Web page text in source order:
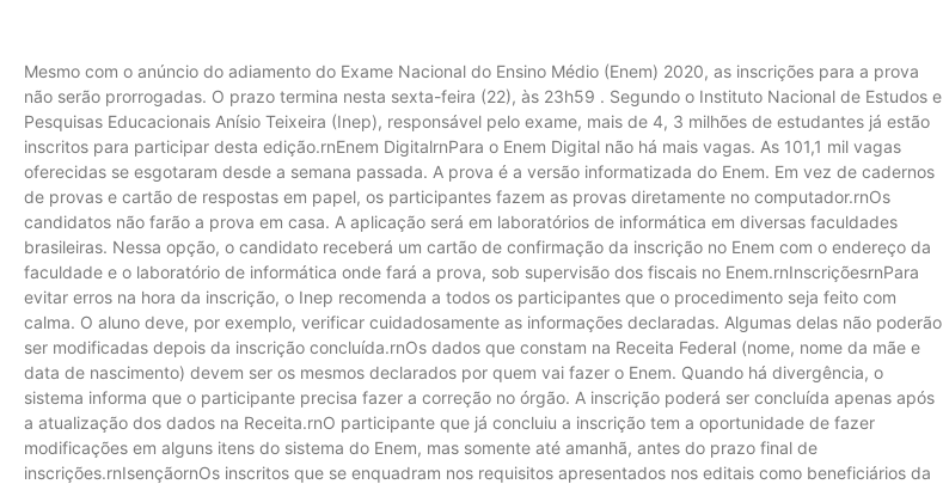
Mesmo com o anúncio do adiamento do Exame Nacional do Ensino Médio (Enem) 2020, as inscrições para a prova
não serão prorrogadas. O prazo termina nesta sexta-feira (22), às 23h59 . Segundo o Instituto Nacional de Estudos e
Pesquisas Educacionais Anísio Teixeira (Inep), responsável pelo exame, mais de 4, 3 milhões de estudantes já estão
inscritos para participar desta edição.rnEnem DigitalrnPara o Enem Digital não há mais vagas. As 101,1 mil vagas
oferecidas se esgotaram desde a semana passada. A prova é a versão informatizada do Enem. Em vez de cadernos
de provas e cartão de respostas em papel, os participantes fazem as provas diretamente no computador.rnOs
candidatos não farão a prova em casa. A aplicação será em laboratórios de informática em diversas faculdades
brasileiras. Nessa opção, o candidato receberá um cartão de confirmação da inscrição no Enem com o endereço da
faculdade e o laboratório de informática onde fará a prova, sob supervisão dos fiscais no Enem.rnInscriçõesrnPara
evitar erros na hora da inscrição, o Inep recomenda a todos os participantes que o procedimento seja feito com
calma. O aluno deve, por exemplo, verificar cuidadosamente as informações declaradas. Algumas delas não poderão
ser modificadas depois da inscrição concluída.rnOs dados que constam na Receita Federal (nome, nome da mãe e
data de nascimento) devem ser os mesmos declarados por quem vai fazer o Enem. Quando há divergência, o
sistema informa que o participante precisa fazer a correção no órgão. A inscrição poderá ser concluída apenas após
a atualização dos dados na Receita.rnO participante que já concluiu a inscrição tem a oportunidade de fazer
modificações em alguns itens do sistema do Enem, mas somente até amanhã, antes do prazo final de
inscrições.rnIsençãornOs inscritos que se enquadram nos requisitos apresentados nos editais como beneficiários da